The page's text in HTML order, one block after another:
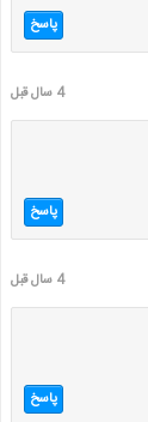
پاسخ
4 سال قبل
پاسخ
4 سال قبل
پاسخ